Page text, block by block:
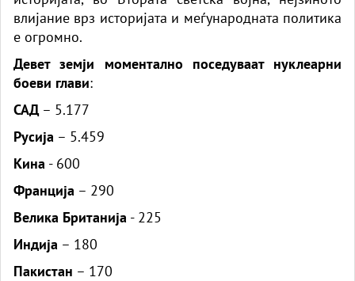
влијание врз историјата и меѓународната политика
е огромно.
Девет земји моментално поседуваат нуклеарни
боеви глави:
САД– 5.177
Русија – 5.459
Кина - 600
Франција – 290
Велика Британија - 225
Индија – 180
Пакистан – 170